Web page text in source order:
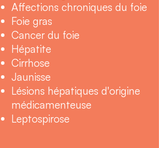
Affections chroniques du foie
Foie gras
Cancer du foie
Hépatite
Cirrhose
Jaunisse
Lésions hépatiques d'origine
médicamenteuse
Leptospirose